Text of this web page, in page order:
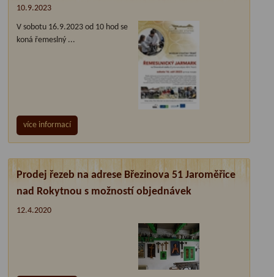
10.9.2023
V sobotu 16.9.2023 od 10 hod se
koná řemeslný ...
více informací
Prodej řezeb na adrese Březinova 51 Jaroměřice
nad Rokytnou s možností objednávek
12.4.2020